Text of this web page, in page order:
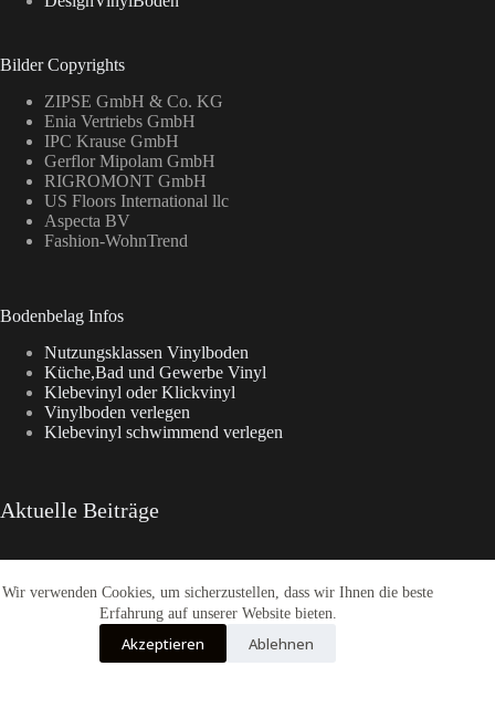
Wir verwenden Cookies, um sicherzustellen, dass wir Ihnen die beste
Erfahrung auf unserer Website bieten.
Akzeptieren Ablehnen
Bilder Copyrights
ZIPSE GmbH & Co. KG
Enia Vertriebs GmbH
IPC Krause GmbH
Gerflor Mipolam GmbH
RIGROMONT GmbH
US Floors International llc
Aspecta BV
Fashion-WohnTrend
Bodenbelag Infos
Nutzungsklassen Vinylboden
Küche,Bad und Gewerbe Vinyl
Klebevinyl oder Klickvinyl
Vinylboden verlegen
Klebevinyl schwimmend verlegen
Aktuelle Beiträge
Enia Kollektionen im Überblick
CasaNova Vinylboden
Warum sich der Weg zu Fashion-WohnTrend.de lohnt
COREtec® Tytan – Der Designboden